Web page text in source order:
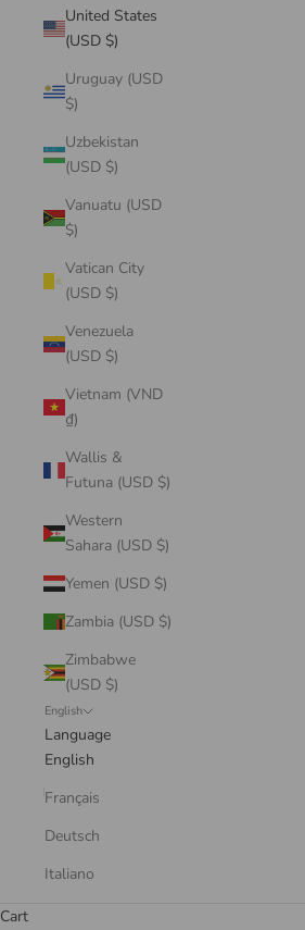
United States
(USD $)
Uruguay (USD
$)
Uzbekistan
(USD $)
Vanuatu (USD
$)
Vatican City
(USD $)
Venezuela
(USD $)
Vietnam (VND
₫)
Wallis &
Futuna (USD $)
Western
Sahara (USD $)
Yemen (USD $)
Zambia (USD $)
Zimbabwe
(USD $)
English
Language
English
Français
Deutsch
Italiano
Cart